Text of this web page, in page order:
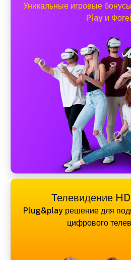
Уникальные игровые
Play и
Телевидение
Plug&play решение для
цифрового